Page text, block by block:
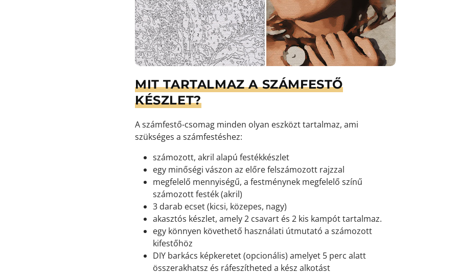
MIT TARTALMAZ A SZÁMFESTŐ
KÉSZLET?
A számfestő-csomag minden olyan eszközt tartalmaz, ami
szükséges a számfestéshez:
számozott, akril alapú festékkészlet
egy minőségi vászon az előre felszámozott rajzzal
megfelelő mennyiségű, a festménynek megfelelő színű
számozott festék (akril)
3 darab ecset (kicsi, közepes, nagy)
akasztós készlet, amely 2 csavart és 2 kis kampót tartalmaz.
egy könnyen követhető használati útmutató a számozott
kifestőhöz
DIY barkács képkeretet (opcionális) amelyet 5 perc alatt
összerakhatsz és ráfeszítheted a kész alkotást